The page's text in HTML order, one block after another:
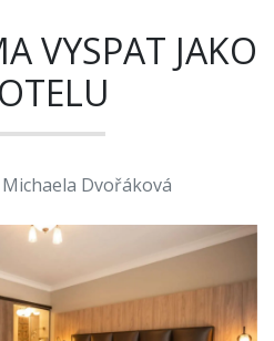
VYSPAT JAKO
Michaela Dvořáková